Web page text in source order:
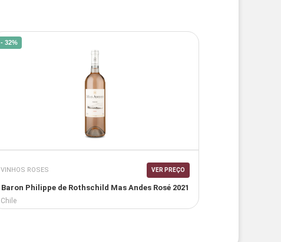
- 32%
VINHOS ROSES VER PREÇO
Baron Philippe de Rothschild Mas Andes Rosé 2021
Chile